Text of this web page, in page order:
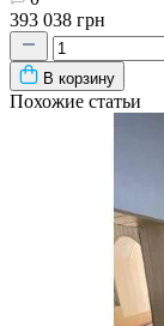
393 038 грн
В корзину
Похожие статьи